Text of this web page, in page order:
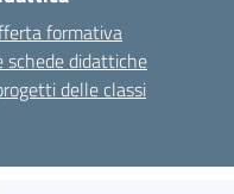
formativa
schede didattiche
delle classi